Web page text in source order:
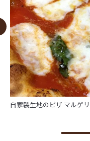
自家製生地のピザ マルゲ